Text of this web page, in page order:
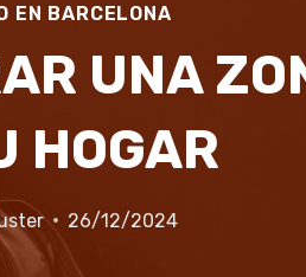
EN BARCELONA
UNA
HOGAR
26/12/2024